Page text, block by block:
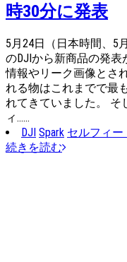
時30分に発表
5月24日（日本時間、5
のDJIから新商品の発
情報やリーク画像とさ
れる物はこれまでで最
れてきていました。 そ
ィ……
DJI Spark セルフィー
続きを読む